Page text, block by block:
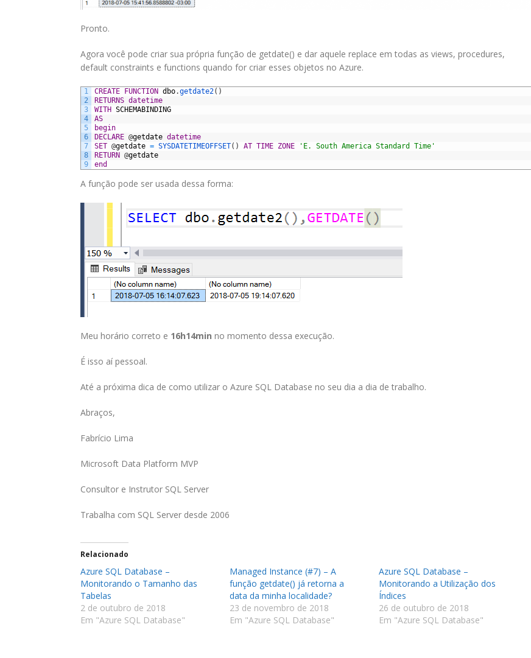
Pronto.
Agora você pode criar sua própria função de getdate() e dar aquele replace em todas as views, procedures,
default constraints e functions quando for criar esses objetos no Azure.
1
2
3
4
5
6
7
8
9
CREATE FUNCTION dbo.getdate2( )
RETURNS datetime
WITH SCHEMABINDING
AS
begin
DECLARE @getdate datetime
SET @getdate = SYSDATETIMEOFFSET( ) AT TIME ZONE
'E. South America Standard Time'
RETURN @getdate
end
A função pode ser usada dessa forma:
Meu horário correto e 16h14min no momento dessa execução.
É isso aí pessoal.
Até a próxima dica de como utilizar o Azure SQL Database no seu dia a dia de trabalho.
Abraços,
Fabrício Lima
Microsoft Data Platform MVP
Consultor e Instrutor SQL Server
Trabalha com SQL Server desde 2006
Relacionado
Azure SQL Database –
Monitorando o Tamanho das
Tabelas
2 de outubro de 2018
Em "Azure SQL Database"
Managed Instance (#7) – A
função getdate() já retorna a
data da minha localidade?
23 de novembro de 2018
Em "Azure SQL Database"
Azure SQL Database –
Monitorando a Utilização dos
Índices
26 de outubro de 2018
Em "Azure SQL Database"